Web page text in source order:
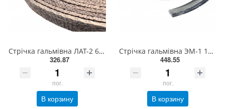
Стрічка гальмівна ЛАТ-2 60 х 6мм
326.87
пог.
В корзину
Стрічка гальмівна ЭМ-1 120 х10мм
448.55
пог.
В корзину